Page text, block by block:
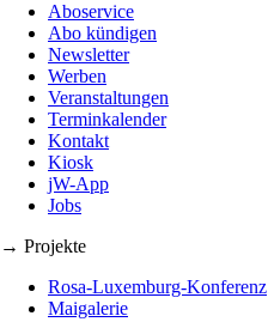
Aboservice
Abo kündigen
Newsletter
Werben
Veranstaltungen
Terminkalender
Kontakt
Kiosk
jW-App
Jobs
→ Projekte
Rosa-Luxemburg-Konferenz
Maigalerie